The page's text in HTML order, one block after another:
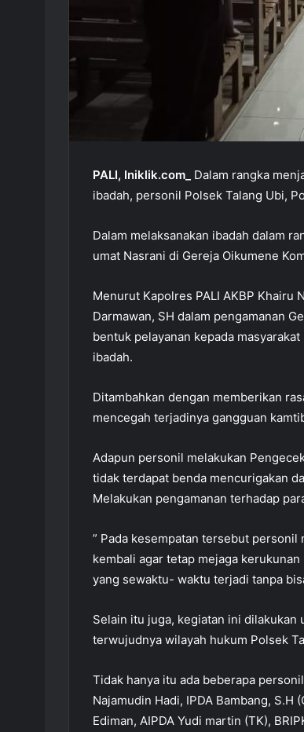
PALI, Iniklik.com_
Dalam rangka
ibadah, personil Polsek Talang Ubi,
Dalam melaksanakan ibadah dalam
umat Nasrani di Gereja Oikumene
Menurut Kapolres PALI AKBP Khairu
Darmawan, SH dalam pengamanan
bentuk pelayanan kepada
ibadah.
Ditambahkan dengan memberikan
mencegah terjadinya gangguan
Adapun personil melakukan
tidak terdapat benda mencurigakan
Melakukan pengamanan terhadap
” Pada kesempatan tersebut
kembali agar tetap mejaga
yang sewaktu- waktu terjadi tanpa
Selain itu juga, kegiatan ini
terwujudnya wilayah hukum Polsek
Tidak hanya itu ada beberapa
Najamudin Hadi, IPDA Bambang, S.H
Ediman, AIPDA Yudi martin (TK),